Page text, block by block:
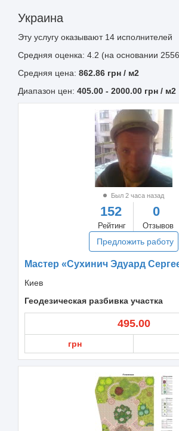
Украина
Эту услугу оказывают 14 исполнителей
Средняя оценка: 4.2 (на основании
Средняя цена: 862.86 грн / м2
Диапазон цен: 405.00 - 2000.00 грн / м2
Был 2 часа назад
152
Рейтинг
0
Отзывов
Предложить работу
Мастер «Сухинич Эдуард
Киев
Геодезическая разбивка участка
495.00
грн